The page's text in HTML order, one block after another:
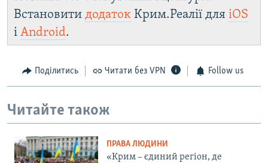
Встановити додаток Крим.Реалії для iOS
і Android.
Поділитись Читати без VPN Follow us
Читайте також
ПРАВА ЛЮДИНИ
«Крим – єдиний регіон, де